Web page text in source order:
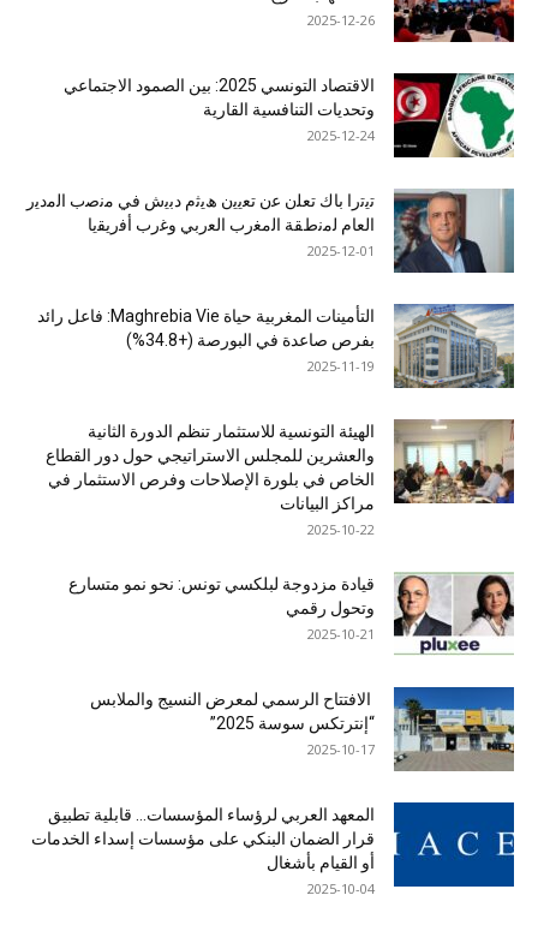
2025-12-26
الاقتصاد التونسي 2025: بين الصمود الاجتماعي
وتحديات التنافسية القارية
2025-12-24
ﺗﯾﺗرا ﺑﺎك ﺗﻌﻠن ﻋن ﺗﻌﯾﯾن ھﯾﺛم دﺑﯾش ﻓﻲ ﻣﻧﺻب اﻟﻣدﯾر
اﻟﻌﺎم ﻟﻣﻧطﻘﺔ اﻟﻣﻐرب اﻟﻌرﺑﻲ وﻏرب أﻓرﯾﻘﯾﺎ
2025-12-01
التأمينات المغربية حياة Maghrebia Vie: فاعل رائد
بفرص صاعدة في البورصة (+34.8%)
2025-11-19
الهيئة التونسية للاستثمار تنظم الدورة الثانية
والعشرين للمجلس الاستراتيجي حول دور القطاع
الخاص في بلورة الإصلاحات وفرص الاستثمار في
مراكز البيانات
2025-10-22
قيادة مزدوجة لبلكسي تونس: نحو نمو متسارع
وتحول رقمي
2025-10-21
الافتتاح الرسمي لمعرض النسيج والملابس
“إنترتكس سوسة 2025”
2025-10-17
المعهد العربي لرؤساء المؤسسات… قابلية تطبيق
قرار الضمان البنكي على مؤسسات إسداء الخدمات
أو القيام بأشغال
2025-10-04